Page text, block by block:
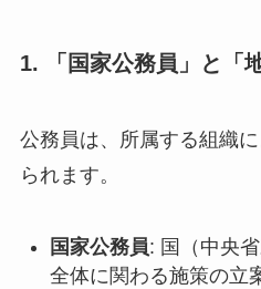
1. 「国家公務員」と「
公務員は、所属する組織
られます。
国家公務員: 国（中央
全体に関わる施策の立